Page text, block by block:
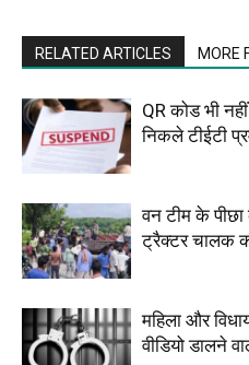
RELATED ARTICLES MORE
QR कोड भी
निकले टीईटी
वन टीम के पीछा
ट्रैक्टर चालक
महिला और
वीडियो डालने